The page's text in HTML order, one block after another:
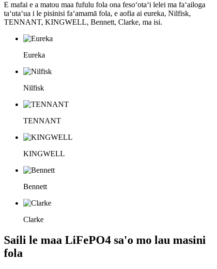
E mafai e a matou maa fufulu fola ona fesoʻotaʻi lelei ma faʻailoga
taʻutaʻua i le pisinisi faʻamamā fola, e aofia ai eureka, Nilfisk,
TENNANT, KINGWELL, Bennett, Clarke, ma isi.
Eureka
Nilfisk
TENNANT
KINGWELL
Bennett
Clarke
Saili le maa LiFePO4 sa'o mo lau masini
fola